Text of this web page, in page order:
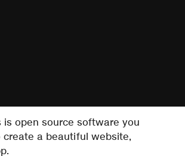
is open source software you
create a beautiful website,